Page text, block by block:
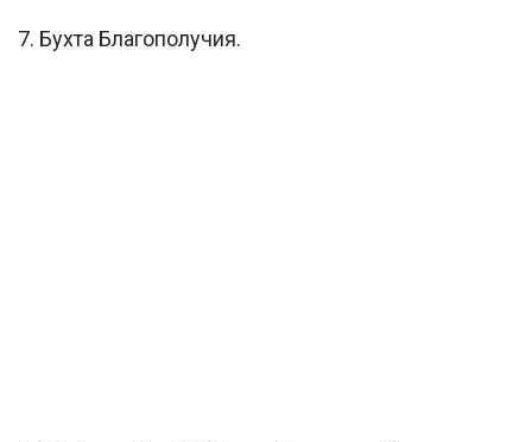
7. Бухта Благополучия.